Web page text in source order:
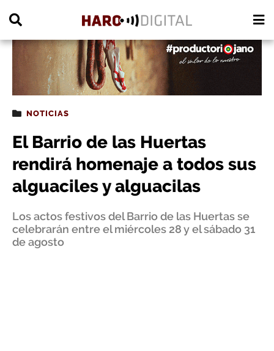
NOTICIAS
El Barrio de las Huertas
rendirá homenaje a todos sus
alguaciles y alguacilas
Los actos festivos del Barrio de las Huertas se
celebrarán entre el miércoles 28 y el sábado 31
de agosto